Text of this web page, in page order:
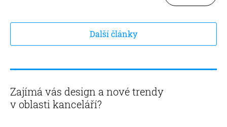
Další články
Zajímá vás design a nové trendy
v oblasti kanceláří?